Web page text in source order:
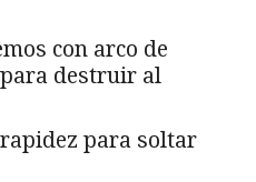
con arco de
destruir al
para soltar